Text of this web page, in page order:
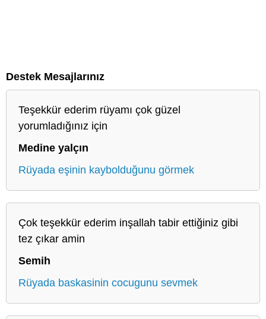
Destek Mesajlarınız
Teşekkür ederim rüyamı çok güzel
yorumladığınız için
Medine yalçın
Rüyada eşinin kaybolduğunu görmek
Çok teşekkür ederim inşallah tabir ettiğiniz gibi
tez çıkar amin
Semih
Rüyada baskasinin cocugunu sevmek